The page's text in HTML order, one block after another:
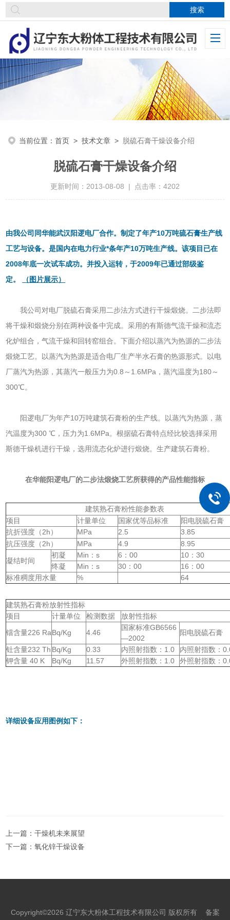
当前位置：首页 >技术文章 > 脱硫石膏干燥设备介绍
脱硫石膏干燥设备介绍
更新时间：2013-08-08 | 点击率：4202
由我公司同华能武汉阳逻电厂合作。制定了年产10万吨硫石膏生产线
工艺与设备。是国内在电力行业*条年产10万吨生产线。该项目已在
2008年底一次试车成功。并投入运转，于2009年已通过部级鉴
定。
（图片展示）
我公司对电厂脱硫石膏采用二步法方式进行干燥煅烧。二步法即
将干燥和煅烧分别在两种设备中完成。采用的有斯德气流干燥和流态
化炉组合，气流干燥和回转窑组合。下面介绍以蒸汽为热源的二步法
煅烧工艺。以蒸汽为热源是适合电厂生产半水石膏的热源形式。以电
厂蒸汽为热源，其蒸汽一般压力为0.8～1.6MPa，蒸汽温度为180～
300℃。
阳逻电厂为年产10万吨建筑石膏粉的生产线。以蒸汽为热源，蒸
汽温度为300 ℃，压力为1.6MPa。根据硫石膏特点经比较选择采用
斯德干燥机进行干燥，选用流态化炉进行煅烧。生产建筑石膏粉。
在华能阳逻电厂的二步法煅烧工艺所获得的产品性能指标
建筑熟石膏粉性能参数表
项目
计量单位 国家优等品标准
阳电脱硫石膏
抗折强度（2h）
MPa 2.5
3.85
抗压强度（2h）
MPa 4.9 8.95
凝结时间
初凝 Min：s 6：00
10：30
终凝
Min：s 30：00
16：00
标准稠度用水量
% 64
建筑熟石膏粉放射性指标
项目
计量单位 检测数据
放射性指标
镭含量226 RaBq/Kg 4.46
国家标准GB6566
—2002
阳电脱硫石膏
钍含量232 Th Bq/Kg 0.33 内照射指数：1.0
内照射指数：
钾含量 40 K
Bq/Kg 11.57 外照射指数：1.0 外照射指数：
详细设备应用图例如下：
上一篇：干燥机未来展望
下一篇：氧化锌干燥设备
Copyright©2026 辽宁东大粉体工程技术有限公司 版权所有 备案